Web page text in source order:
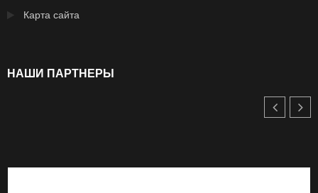
Карта сайта
НАШИ ПАРТНЕРЫ